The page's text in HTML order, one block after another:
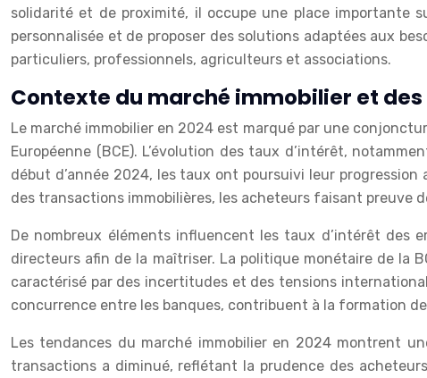
solidarité et de proximité, il occupe une place importante
personnalisée et de proposer des solutions adaptées aux
particuliers, professionnels, agriculteurs et associations.
Contexte du marché immobilier et des
Le marché immobilier en 2024 est marqué par une
Européenne (BCE). L’évolution des taux d’intérêt,
début d’année 2024, les taux ont poursuivi leur
des transactions immobilières, les acheteurs faisant preuve
De nombreux éléments influencent les taux d’intérêt des
directeurs afin de la maîtriser. La politique monétaire de la
caractérisé par des incertitudes et des tensions
concurrence entre les banques, contribuent à la formation
Les tendances du marché immobilier en 2024 montrent
transactions a diminué, reflétant la prudence des